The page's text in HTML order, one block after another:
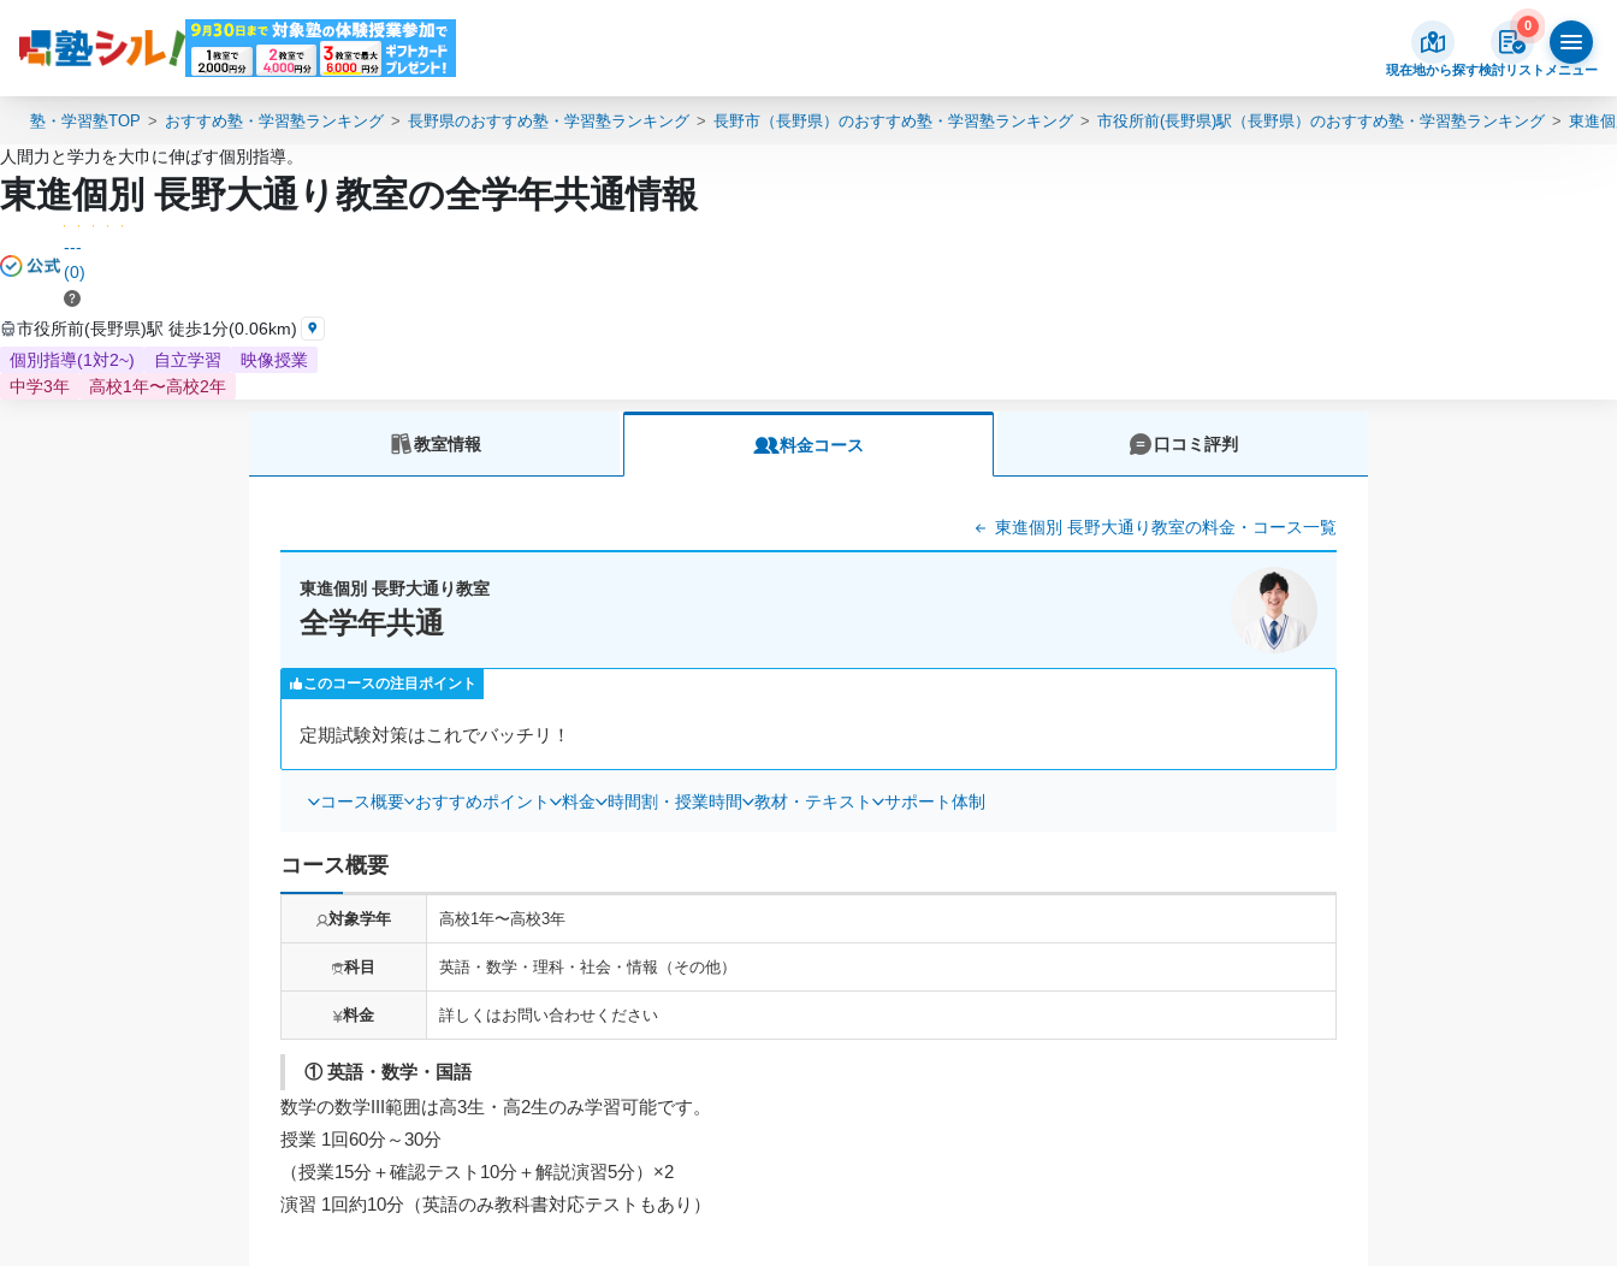
現在地から探す
0
検討リスト メニュー
塾・学習塾TOP おすすめ塾・学習塾ランキング 長野県のおすすめ塾・学習塾ランキング 長野市（長野県）のおすすめ塾・学習塾ランキング 市役所前(長野県)駅（長野県）のおすすめ塾・学習塾ランキング 東進
人間力と学力を大巾に伸ばす個別指導。
東進個別 長野大通り教室の全学年共通情報
---
(0)
市役所前(長野県)駅 徒歩1分(0.06km)
個別指導(1対2~)
自立学習
映像授業
中学3年
高校1年〜高校2年
教室情報 料金コース 口コミ評判
東進個別 長野大通り教室の料金・コース一覧
東進個別 長野大通り教室
全学年共通
このコースの注目ポイント
定期試験対策はこれでバッチリ！
コース概要 おすすめポイント 料金 時間割・授業時間 教材・テキスト サポート体制
コース概要
対象学年 高校1年〜高校3年
科目 英語・数学・理科・社会・情報（その他）
料金 詳しくはお問い合わせください
① 英語・数学・国語
数学の数学III範囲は高3生・高2生のみ学習可能です。
授業 1回60分～30分
（授業15分＋確認テスト10分＋解説演習5分）×2
演習 1回約10分（英語のみ教科書対応テストもあり）